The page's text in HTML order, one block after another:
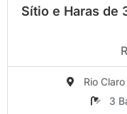
Sítio e Haras de
Rio
3